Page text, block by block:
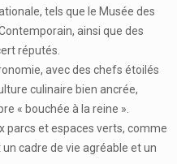
tels que le Musée des
ainsi que des
réputés.
avec des chefs étoilés
culinaire bien ancrée,
« bouchée à la reine ».
parcs et espaces verts, comme
un cadre de vie agréable et un